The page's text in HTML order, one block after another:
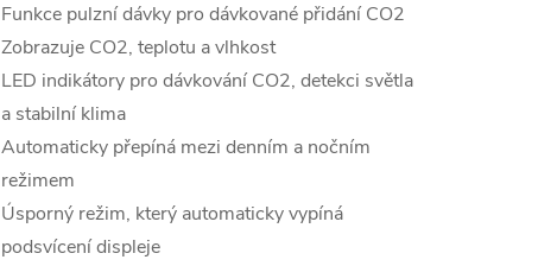
Funkce pulzní dávky pro dávkované přidání CO2
Zobrazuje CO2, teplotu a vlhkost
LED indikátory pro dávkování CO2, detekci světla
a stabilní klima
Automaticky přepíná mezi denním a nočním
režimem
Úsporný režim, který automaticky vypíná
podsvícení displeje